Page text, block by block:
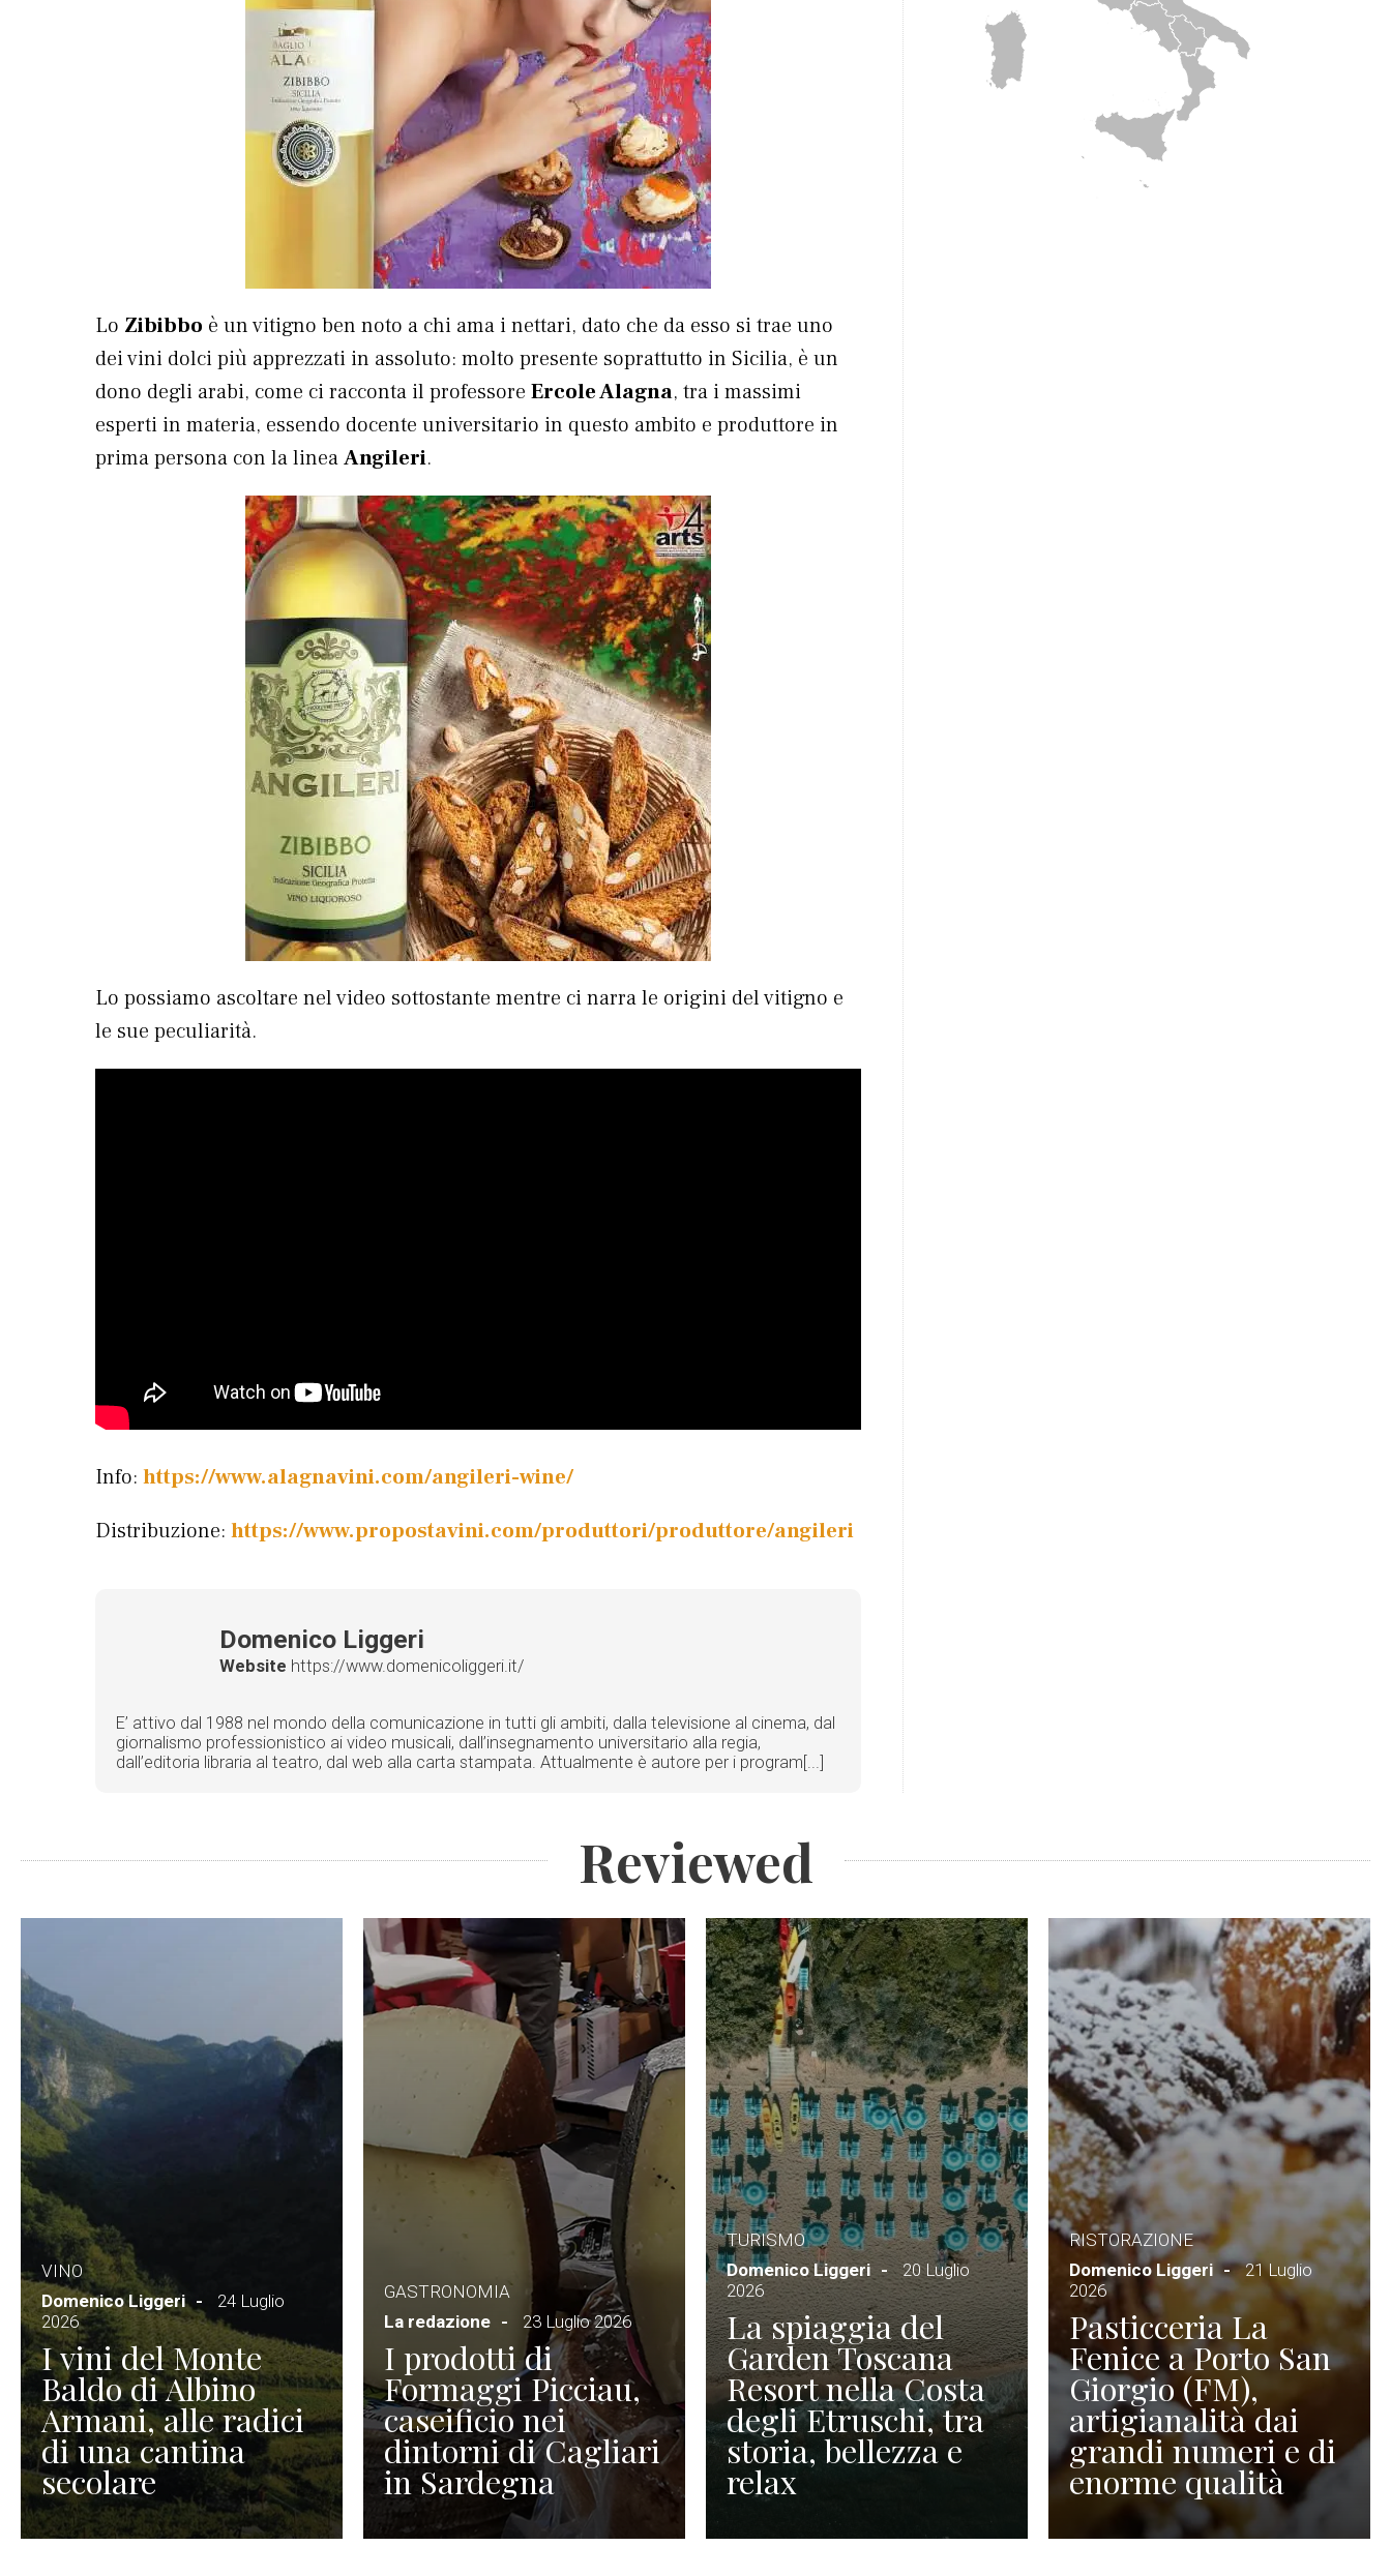
Lo Zibibbo è un vitigno ben noto a chi ama i nettari, dato che da esso si trae uno
dei vini dolci più apprezzati in assoluto: molto presente soprattutto in Sicilia, è un
dono degli arabi, come ci racconta il professore Ercole Alagna, tra i massimi
esperti in materia, essendo docente universitario in questo ambito e produttore in
prima persona con la lineaAngileri.
Lo possiamo ascoltare nel video sottostante mentre ci narra le origini del vitigno e
le sue peculiarità.
Info: https://www.alagnavini.com/angileri-wine/
Distribuzione: https://www.propostavini.com/produttori/produttore/angileri
Domenico Liggeri
Website https://www.domenicoliggeri.it/
E’ attivo dal 1988 nel mondo della comunicazione in tutti gli ambiti, dalla televisione al cinema, dal
giornalismo professionistico ai video musicali, dall’insegnamento universitario alla regia,
dall’editoria libraria al teatro, dal web alla carta stampata. Attualmente è autore per i program[...]
Reviewed
VINO
Domenico Liggeri
24 Luglio
2026
I vini del Monte
Baldo di Albino
Armani, alle radici
di una cantina
secolare
GASTRONOMIA
La redazione
23 Luglio 2026
I prodotti di
Formaggi Picciau,
caseificio nei
dintorni di Cagliari
in Sardegna
TURISMO
Domenico Liggeri
20 Luglio
2026
La spiaggia del
Garden Toscana
Resort nella Costa
degli Etruschi, tra
storia, bellezza e
relax
RISTORAZIONE
Domenico Liggeri
21 Luglio
2026
Pasticceria La
Fenice a Porto San
Giorgio (FM),
artigianalità dai
grandi numeri e di
enorme qualità